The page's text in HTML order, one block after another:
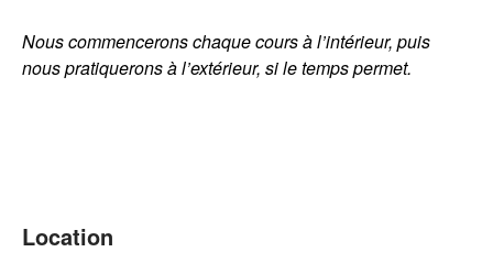
Nous commencerons chaque cours à l’intérieur, puis
nous pratiquerons à l’extérieur, si le temps permet.
Location